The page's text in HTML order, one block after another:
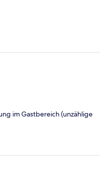
im Gastbereich (unzählige